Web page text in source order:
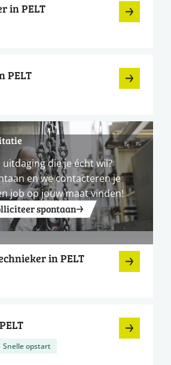
in PELT
PELT
uitdaging die je écht wil?
en we contacteren je
job op jouw maat vinden!
spontaan
in PELT
Snelle opstart